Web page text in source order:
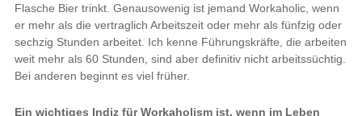
Flasche Bier trinkt. Genausowenig ist jemand Workaholic, wenn
er mehr als die vertraglich Arbeitszeit oder mehr als fünfzig oder
sechzig Stunden arbeitet. Ich kenne Führungskräfte, die arbeiten
weit mehr als 60 Stunden, sind aber definitiv nicht arbeitssüchtig.
Bei anderen beginnt es viel früher.
Ein wichtiges Indiz für Workaholism ist, wenn im Leben